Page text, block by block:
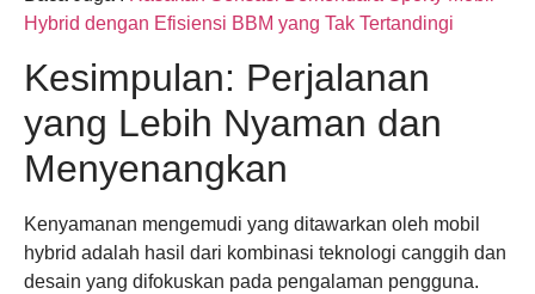
Hybrid dengan Efisiensi BBM yang Tak Tertandingi
Kesimpulan: Perjalanan
yang Lebih Nyaman dan
Menyenangkan
Kenyamanan mengemudi yang ditawarkan oleh mobil
hybrid adalah hasil dari kombinasi teknologi canggih dan
desain yang difokuskan pada pengalaman pengguna.